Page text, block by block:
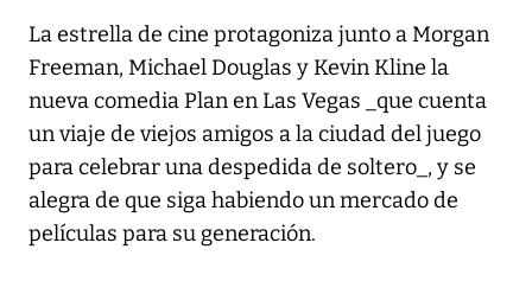
La estrella de cine protagoniza junto a Morgan
Freeman, Michael Douglas y Kevin Kline la
nueva comedia Plan en Las Vegas _que cuenta
un viaje de viejos amigos a la ciudad del juego
para celebrar una despedida de soltero_, y se
alegra de que siga habiendo un mercado de
películas para su generación.